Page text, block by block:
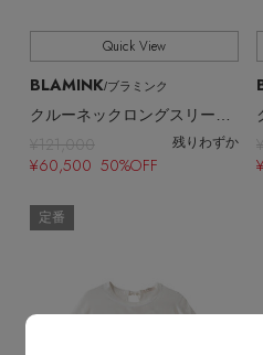
Quick View
BLAMINK/ブラミンク
¥121,000 残りわずか
¥60,500 50%OFF
定番